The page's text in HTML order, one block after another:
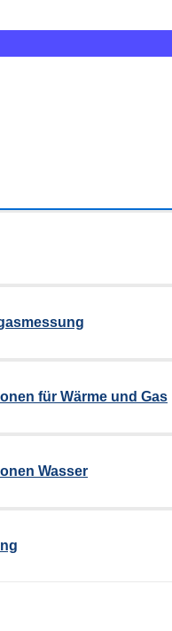
für Wärme und Gas
Wasser